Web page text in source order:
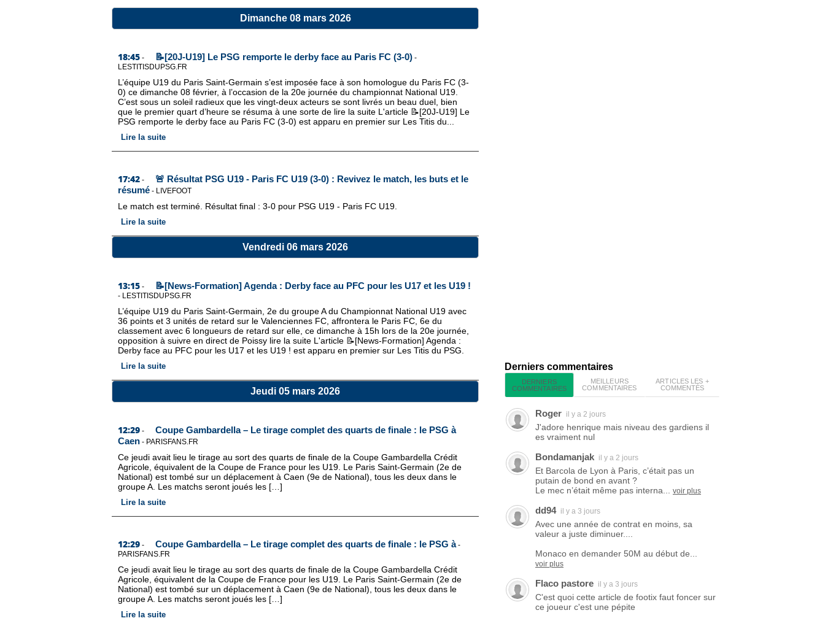
Dimanche 08 mars 2026
18:45 - 📝[20J-U19] Le PSG remporte le derby face au Paris FC (3-0) -
LESTITISDUPSG.FR
L’équipe U19 du Paris Saint-Germain s’est imposée face à son homologue du Paris FC (3-
0) ce dimanche 08 février, à l’occasion de la 20e journée du championnat National U19.
C’est sous un soleil radieux que les vingt-deux acteurs se sont livrés un beau duel, bien
que le premier quart d’heure se résuma à une sorte de lire la suite L'article 📝[20J-U19] Le
PSG remporte le derby face au Paris FC (3-0) est apparu en premier sur Les Titis du...
Lire la suite
17:42 -
🚨 Résultat PSG U19 - Paris FC U19 (3-0) : Revivez le match, les buts et le
résumé - LIVEFOOT
Le match est terminé. Résultat final : 3-0 pour PSG U19 - Paris FC U19.
Lire la suite
Vendredi 06 mars 2026
13:15 - 📝[News-Formation] Agenda : Derby face au PFC pour les U17 et les U19 !
- LESTITISDUPSG.FR
L’équipe U19 du Paris Saint-Germain, 2e du groupe A du Championnat National U19 avec
36 points et 3 unités de retard sur le Valenciennes FC, affrontera le Paris FC, 6e du
classement avec 6 longueurs de retard sur elle, ce dimanche à 15h lors de la 20e journée,
opposition à suivre en direct de Poissy lire la suite L'article 📝[News-Formation] Agenda :
Derby face au PFC pour les U17 et les U19 ! est apparu en premier sur Les Titis du PSG.
Lire la suite
Jeudi 05 mars 2026
12:29 -
Coupe Gambardella – Le tirage complet des quarts de finale : le PSG à
Caen - PARISFANS.FR
Ce jeudi avait lieu le tirage au sort des quarts de finale de la Coupe Gambardella Crédit
Agricole, équivalent de la Coupe de France pour les U19. Le Paris Saint-Germain (2e de
National) est tombé sur un déplacement à Caen (9e de National), tous les deux dans le
groupe A. Les matchs seront joués les […]
Lire la suite
12:29 - Coupe Gambardella – Le tirage complet des quarts de finale : le PSG à-
PARISFANS.FR
Ce jeudi avait lieu le tirage au sort des quarts de finale de la Coupe Gambardella Crédit
Agricole, équivalent de la Coupe de France pour les U19. Le Paris Saint-Germain (2e de
National) est tombé sur un déplacement à Caen (9e de National), tous les deux dans le
groupe A. Les matchs seront joués les […]
Lire la suite
Derniers commentaires
DERNIERS
COMMENTAIRES
MEILLEURS
COMMENTAIRES
ARTICLES LES +
COMMENTÉS
Roger il y a 2 jours
J'adore henrique mais niveau des gardiens il
es vraiment nul
Bondamanjak il y a 2 jours
Et Barcola de Lyon à Paris, c’était pas un
putain de bond en avant ?
Le mec n’était même pas interna...
voir plus
dd94 il y a 3 jours
Avec une année de contrat en moins, sa
valeur a juste diminuer....
Monaco en demander 50M au début de...
voir plus
Flaco pastore il y a 3 jours
C'est quoi cette article de footix faut foncer sur
ce joueur c'est une pépite